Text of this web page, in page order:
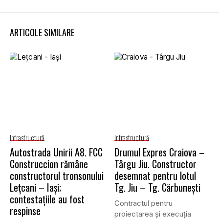
ARTICOLE SIMILARE
Infrastructură
Autostrada Unirii A8. FCC
Construccion rămâne
constructorul tronsonului
Lețcani – Iași;
contestațiile au fost
respinse
Infrastructură
Drumul Expres Craiova –
Târgu Jiu. Constructor
desemnat pentru lotul
Tg. Jiu – Tg. Cărbunești
Contractul pentru
proiectarea și execuția